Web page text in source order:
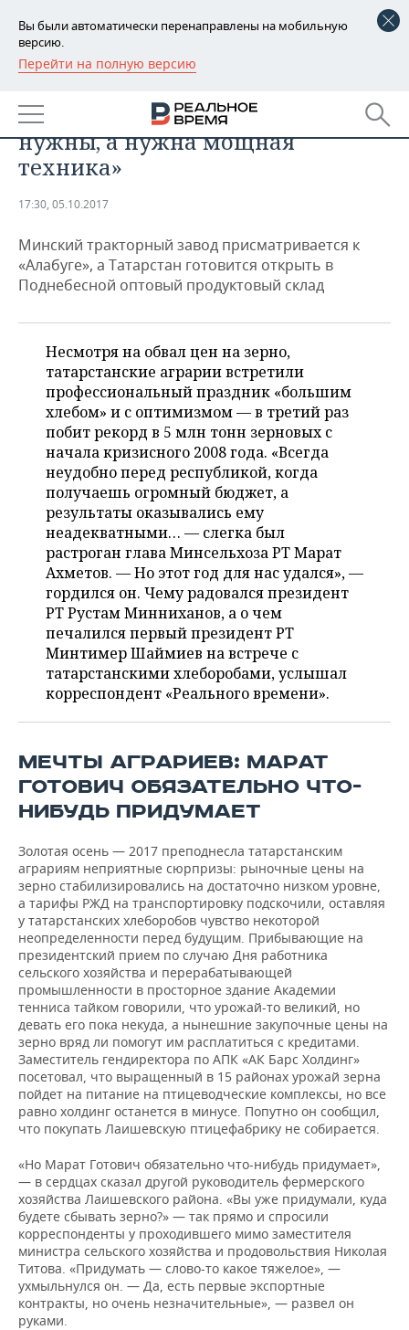
Вы были автоматически перенаправлены на мобильную
версию.
Перейти на полную версию
РЕГИОНЫ
БАШКОРТОСТАН
ТАТАРСТАН
НОВОСТИ
АНАЛИТИКА
КОРОЛИ ГОСЗАКАЗА ПФО
КОМУ ПРИНАДЛЕЖАТ
ТОРГОВЫЕ ЦЕНТРЫ
ТАТАРСТАНА
ФИНАНСЫ
БЮДЖЕТ
ИНВЕСТИЦИИ
НОВОСТИ
ПРОМЫШЛЕННОСТИ
МАШИНОСТРОЕНИЕ
НЕФТЕХИМИЯ
НЕФТЬ
ОПК
ЭНЕРГЕТИКА
НЕДВИЖИМОСТЬ
АВТО
НОВОСТИ АВТО
БИЗНЕС
НОВОСТИ БИЗНЕСА
РОЗНИЧНАЯ ТОРГОВЛЯ
ТРАНСПОРТ
УСЛУГИ
ТЕХНОЛОГИИ
НОВОСТИ ТЕХНОЛОГИЙ
МЕДИА
ТЕЛЕКОММУНИКАЦИИ
МЕРОПРИЯТИЯ
НОВОСТИ МЕРОПРИЯТИЙ
ВЫЕЗДНАЯ РЕДАКЦИЯ
БИЗНЕС-БРАНЧИ
ONLINE-КОНФЕРЕНЦИИ
ОТКРЫТАЯ ЛЕКЦИЯ
СПОРТ
НОВОСТИ СПОРТА
ФУТБОЛ
ХОККЕЙ
БАСКЕТБОЛ
ВОЛЕЙБОЛ
ФИГУРНОЕ КАТАНИЕ
ВОДНЫЕ ВИДЫ СПОРТА
ХОККЕЙ С МЯЧОМ
ОБЩЕСТВО
НОВОСТИ ОБЩЕСТВА
ВЛАСТЬ
ИНФРАСТРУКТУРА
ИСТОРИЯ
МЕДИЦИНА
ОБРАЗОВАНИЕ
ПРОИСШЕСТВИЯ
ФОТОГАЛЕРЕЯ
СЮЖЕТЫ
СПРАВОЧНИК
СПИСОК ПЕРСОН
ПОЛНАЯ ВЕРСИЯ
работы на полях «мерседесы» не
нужны, а нужна мощная
техника»
17:30, 05.10.2017
Минский тракторный завод присматривается к
«Алабуге», а Татарстан готовится открыть в
Поднебесной оптовый продуктовый склад
Несмотря на обвал цен на зерно,
татарстанские аграрии встретили
профессиональный праздник «большим
хлебом» и с оптимизмом — в третий раз
побит рекорд в 5 млн тонн зерновых с
начала кризисного 2008 года. «Всегда
неудобно перед республикой, когда
получаешь огромный бюджет, а
результаты оказывались ему
неадекватными… — слегка был
растроган глава Минсельхоза РТ Марат
Ахметов. — Но этот год для нас удался», —
гордился он. Чему радовался президент
РТ Рустам Минниханов, а о чем
печалился первый президент РТ
Минтимер Шаймиев на встрече с
татарстанскими хлеборобами, услышал
корреспондент «Реального времени».
МЕЧТЫ АГРАРИЕВ: МАРАТ
ГОТОВИЧ ОБЯЗАТЕЛЬНО ЧТО-
НИБУДЬ ПРИДУМАЕТ
Золотая осень — 2017 преподнесла татарстанским
аграриям неприятные сюрпризы: рыночные цены на
зерно стабилизировались на достаточно низком уровне,
а тарифы РЖД на транспортировку подскочили, оставляя
у татарстанских хлеборобов чувство некоторой
неопределенности перед будущим. Прибывающие на
президентский прием по случаю Дня работника
сельского хозяйства и перерабатывающей
промышленности в просторное здание Академии
тенниса тайком говорили, что урожай-то великий, но
девать его пока некуда, а нынешние закупочные цены на
зерно вряд ли помогут им расплатиться с кредитами.
Заместитель гендиректора по АПК «АК Барс Холдинг»
посетовал, что выращенный в 15 районах урожай зерна
пойдет на питание на птицеводческие комплексы, но все
равно холдинг останется в минусе. Попутно он сообщил,
что покупать Лаишевскую птицефабрику не собирается.
«Но Марат Готович обязательно что-нибудь придумает»,
— в сердцах сказал другой руководитель фермерского
хозяйства Лаишевского района. «Вы уже придумали, куда
будете сбывать зерно?» — так прямо и спросили
корреспонденты у проходившего мимо заместителя
министра сельского хозяйства и продовольствия Николая
Титова. «Придумать — слово-то какое тяжелое», —
ухмыльнулся он. — Да, есть первые экспортные
контракты, но очень незначительные», — развел он
руками.